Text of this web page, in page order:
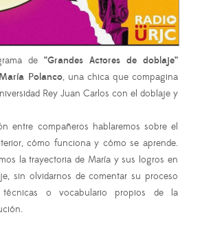
de “Grandes Actores de doblaje”
María Polanco, una chica que compagina
Rey Juan Carlos con el doblaje y
entre compañeros hablaremos sobre el
cómo funciona y cómo se aprende.
la trayectoria de María y sus logros en
sin olvidarnos de comentar su proceso
o vocabulario propios de la